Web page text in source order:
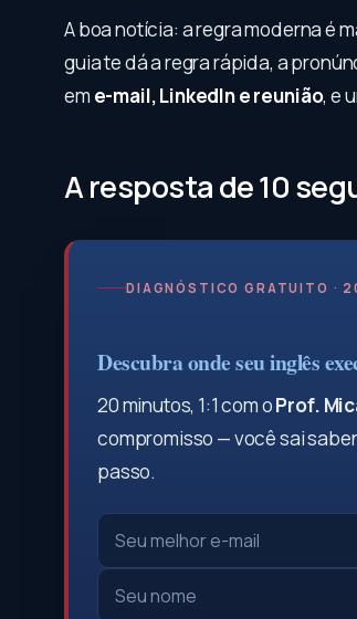
A boa notícia: a regra moderna é
guia te dá a regra rápida, a
em e-mail, LinkedIn e reunião, e
A resposta de 10
DIAGNÓSTICO GRATUITO ·
Descubra onde seu inglês
20 minutos, 1:1 com oProf.
compromisso — você sai
passo.